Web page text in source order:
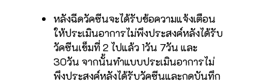
หลังฉีดวัคซีนจะได้รับข้อความแจ้งเตือน
ให้ประเมินอาการไม่พึงประสงค์หลังได้รับ
วัคซีนเข็มที่ 2 ไปแล้ว 1วัน 7วัน และ
30วัน จากนั้นทำแบบประเมินอาการไม่
พึงประสงค์หลังได้รับวัคซีนและกดบันทึก